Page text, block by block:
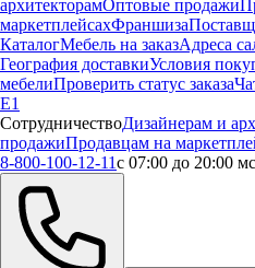
архитекторамОптовые продажи
маркетплейсахФраншиза
КаталогМебель на заказАдреса
География доставкиУсловия
мебелиПроверить статус заказа
Е1
СотрудничествоДизайнерам и
продажиПродавцам на
8-800-100-12-11с 07:00 до 20:00